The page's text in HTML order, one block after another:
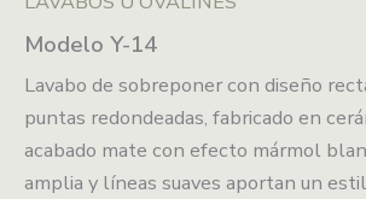
Modelo Y-14
Lavabo de sobreponer con diseño
puntas redondeadas, fabricado en
acabado mate con efecto mármol
amplia y líneas suaves aportan un